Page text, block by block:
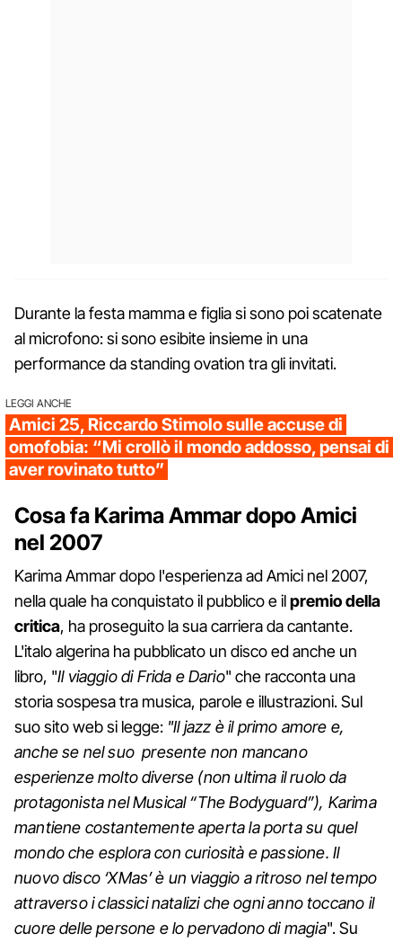
Durante la festa mamma e figlia si sono poi scatenate
al microfono: si sono esibite insieme in una
performance da standing ovation tra gli invitati.
LEGGI ANCHE
Amici 25, Riccardo Stimolo sulle accuse di
omofobia: “Mi crollò il mondo addosso, pensai di
aver rovinato tutto”
Cosa fa Karima Ammar dopo Amici
nel 2007
Karima Ammar dopo l'esperienza ad Amici nel 2007,
nella quale ha conquistato il pubblico e ilpremio della
critica, ha proseguito la sua carriera da cantante.
L'italo algerina ha pubblicato un disco ed anche un
libro, "Il viaggio di Frida e Dario" che racconta una
storia sospesa tra musica, parole e illustrazioni. Sul
suo sito web si legge: "Il jazz è il primo amore e,
anche se nel suo presente non mancano
esperienze molto diverse (non ultima il ruolo da
protagonista nel Musical “The Bodyguard”), Karima
mantiene costantemente aperta la porta su quel
mondo che esplora con curiosità e passione. Il
nuovo disco ‘XMas’ è un viaggio a ritroso nel tempo
attraverso i classici natalizi che ogni anno toccano il
cuore delle persone e lo pervadono di magia". Su